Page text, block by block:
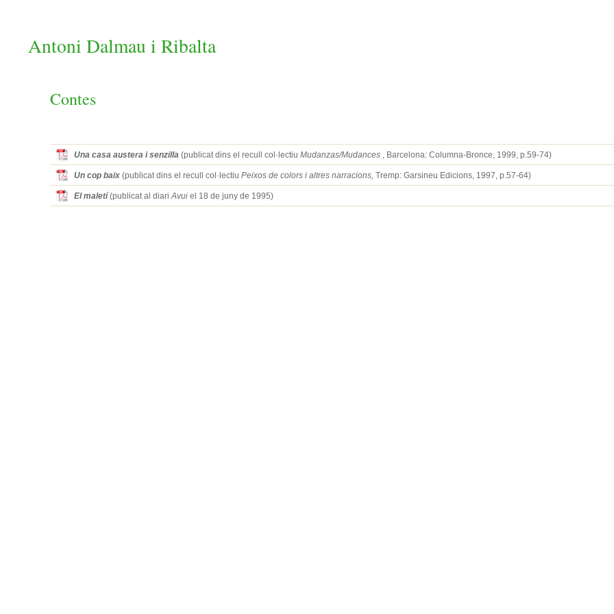
Antoni Dalmau i Ribalta
Contes
Una casa austera i senzilla (publicat dins el recull col·lectiu Mudanzas/Mudances, Barcelona: Columna-Bronce, 1999, p.59-74)
Un cop baix (publicat dins el recull col·lectiu Peixos de colors i altres narracions, Tremp: Garsineu Edicions, 1997, p.57-64)
El maletí (publicat al diariAvuiel 18 de juny de 1995)